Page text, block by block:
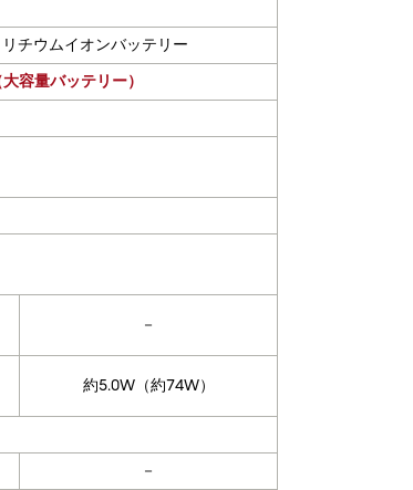
チウムイオンバッテリー
容量バッテリー）
－
約5.0W（約74W）
－